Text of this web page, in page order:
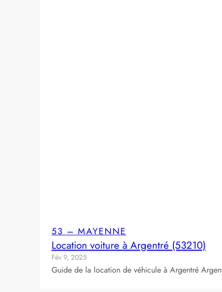
53 – MAYENNE
Location voiture à Argentré (53210)
Fév 9, 2025
Guide de la location de véhicule à Argentré